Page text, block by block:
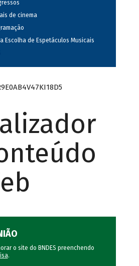
de cinema
Escolha de Espetáculos Musicais
o site do BNDES preenchendo
.